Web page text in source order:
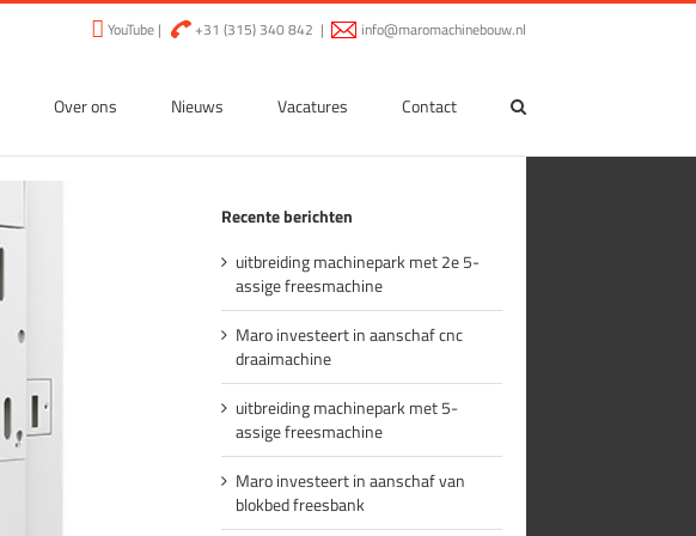
YouTube | +31 (315) 340 842 | info@maromachinebouw.nl
Over ons Nieuws Vacatures Contact
Recente berichten
uitbreiding machinepark met 2e 5-
assige freesmachine
Maro investeert in aanschaf cnc
draaimachine
uitbreiding machinepark met 5-
assige freesmachine
Maro investeert in aanschaf van
blokbed freesbank